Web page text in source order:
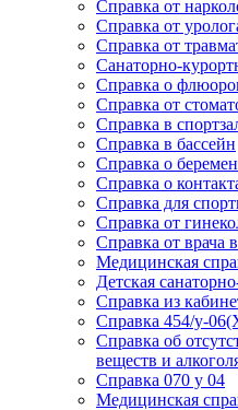
Справка от
Cправка от
Справка от
Санаторно-
Справка о
Справка от
Справка в
Справка в бассейн
Справка о
Справка о
Справка для
Справка от
Справка от врача
Медицинская
Детская
Справка из
Справка 454/у-
Справка об
веществ и
Справка 070 у 04
Медицинская